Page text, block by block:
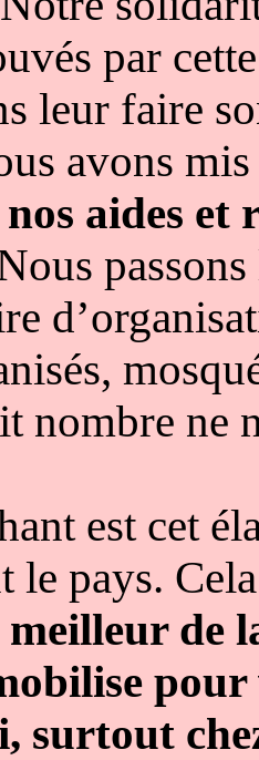
par
leur faire
avons
aides et
nombre ne
est cet
le pays.
meilleur de
surtout